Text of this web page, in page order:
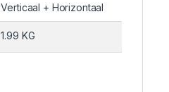
Verticaal + Horizontaal
1.99 KG